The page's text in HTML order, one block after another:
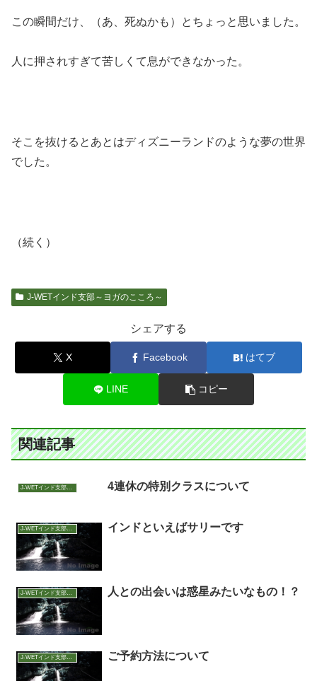
この瞬間だけ、（あ、死ぬかも）とちょっと思いました。
人に押されすぎて苦しくて息ができなかった。
そこを抜けるとあとはディズニーランドのような夢の世界
でした。
（続く）
J-WETインド支部～ヨガのこころ～
シェアする
X Facebook はてブ
LINE コピー
関連記事
J-WETインド支部～ヨガのこころ～ 4連休の特別クラスについて
J-WETインド支部～ヨガのこころ～ インドといえばサリーです
J-WETインド支部～ヨガのこころ～ 人との出会いは惑星みたいなもの！？
J-WETインド支部～ヨガのこころ～ ご予約方法について